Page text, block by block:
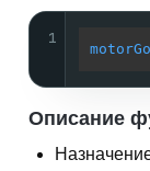
1
motorGo
Описание